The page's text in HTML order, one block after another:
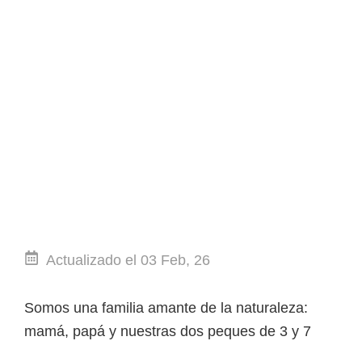
Actualizado el 03 Feb, 26
Somos una familia amante de la naturaleza:
mamá, papá y nuestras dos peques de 3 y 7